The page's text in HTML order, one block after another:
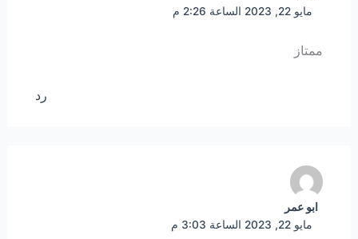
مايو 22, 2023 الساعة 2:26 م
ممتاز
رد
ابو عمر
مايو 22, 2023 الساعة 3:03 م